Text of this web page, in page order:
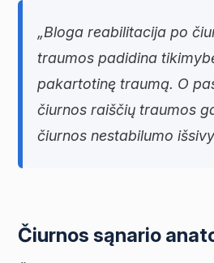
„Bloga reabilitacija po
traumos padidina
pakartotinę traumą. O
čiurnos raiščių traumos
čiurnos nestabilumo
Čiurnos sąnario